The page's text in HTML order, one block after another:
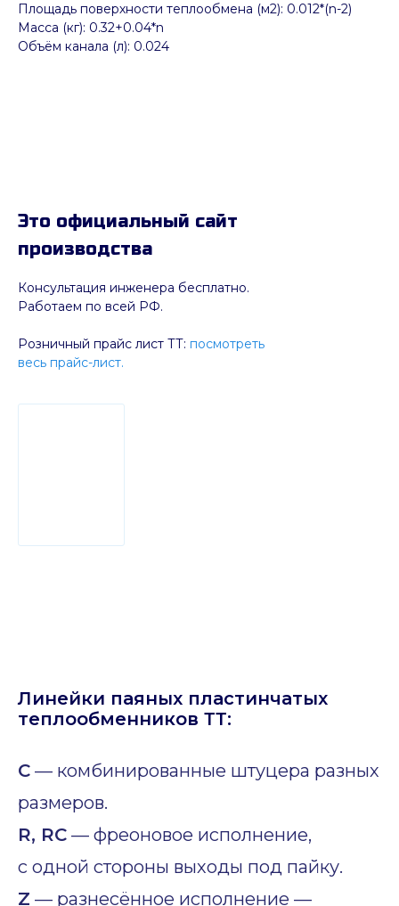
Площадь поверхности теплообмена (м2): 0.012*(n-2)
Масса (кг): 0.32+0.04*n
Объём канала (л): 0.024
Консультация инженера бесплатно.
Работаем по всей РФ.
Розничный прайс лист ТТ: посмотреть
весь прайс-лист.
Это официальный сайт
производства
Линейки паяных пластинчатых
теплообменников ТТ:
C — комбинированные штуцера разных
размеров.
R, RC — фреоновое исполнение,
с одной стороны выходы под пайку.
Z — разнесённое исполнение —